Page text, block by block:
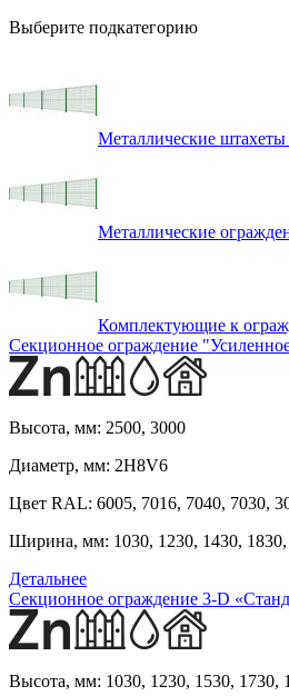
Выберите подкатегорию
Металлические штахеты
Металлические
Комплектующие к
Секционное ограждение
Высота, мм: 2500, 3000
Диаметр, мм: 2H8V6
Цвет RAL: 6005, 7016, 7040, 7030,
Ширина, мм: 1030, 1230, 1430,
Детальнее
Секционное ограждение 3-D
Высота, мм: 1030, 1230, 1530, 1730,